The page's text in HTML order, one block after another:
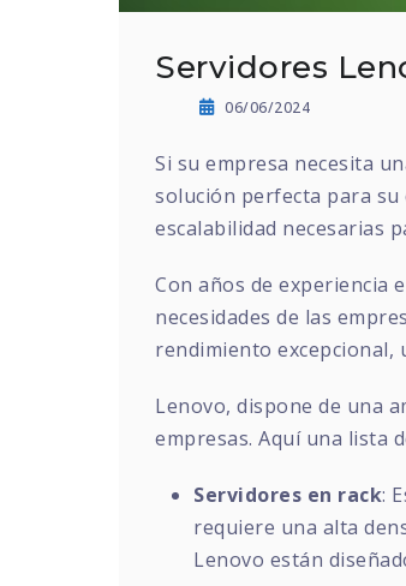
Servidores
06/06/2024
Si su empresa necesita
solución perfecta para su
escalabilidad necesarias
Con años de experiencia
necesidades de las
rendimiento excepcional,
Lenovo, dispone de una
empresas. Aquí una lista
Servidores en rack:
requiere una alta
Lenovo están